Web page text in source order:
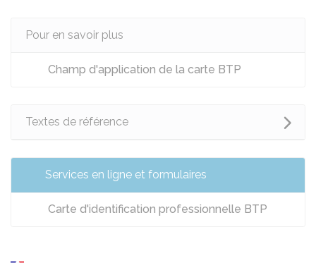
Pour en savoir plus
Champ d'application de la carte BTP
Textes de référence
Services en ligne et formulaires
Carte d'identification professionnelle BTP